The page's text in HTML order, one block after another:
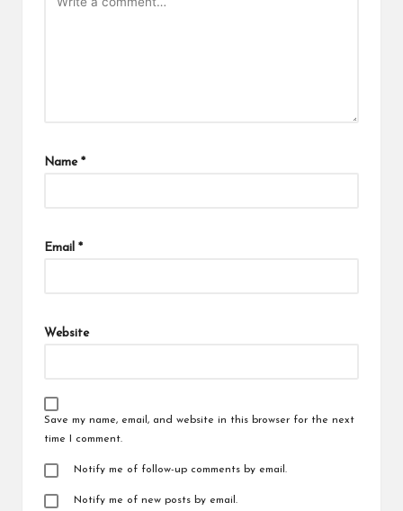
Name *
Email *
Website
Save my name, email, and website in this browser for the next
time I comment.
Notify me of follow-up comments by email.
Notify me of new posts by email.